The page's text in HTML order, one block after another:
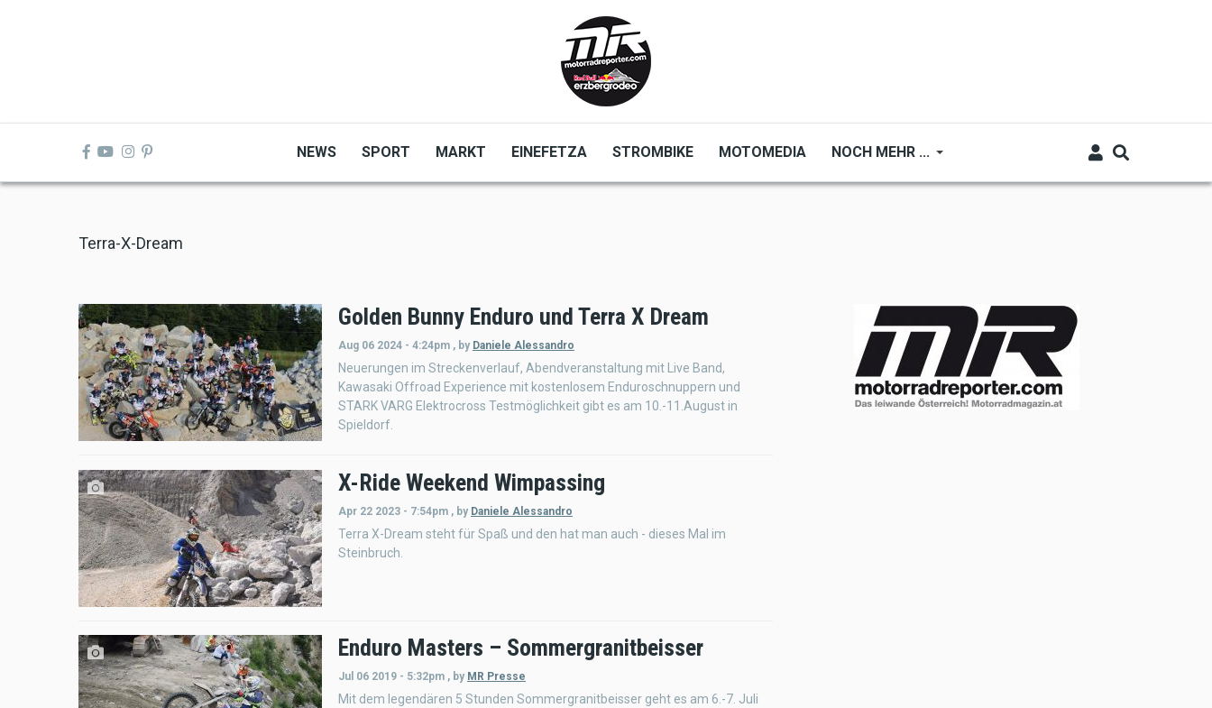
NEWS SPORT MARKT EINEFETZA STROMBIKE MOTOMEDIA NOCH MEHR ...
Terra-X-Dream
Golden Bunny Enduro und Terra X Dream
Aug 06 2024 - 4:24pm , by Daniele Alessandro
Neuerungen im Streckenverlauf, Abendveranstaltung mit Live Band,
Kawasaki Offroad Experience mit kostenlosem Enduroschnuppern und
STARK VARG Elektrocross Testmöglichkeit gibt es am 10.-11.August in
Spieldorf.
X-Ride Weekend Wimpassing
Apr 22 2023 - 7:54pm , by Daniele Alessandro
Terra X-Dream steht für Spaß und den hat man auch - dieses Mal im
Steinbruch.
Enduro Masters – Sommergranitbeisser
Jul 06 2019 - 5:32pm , by MR Presse
Mit dem legendären 5 Stunden Sommergranitbeisser geht es am 6.-7. Juli